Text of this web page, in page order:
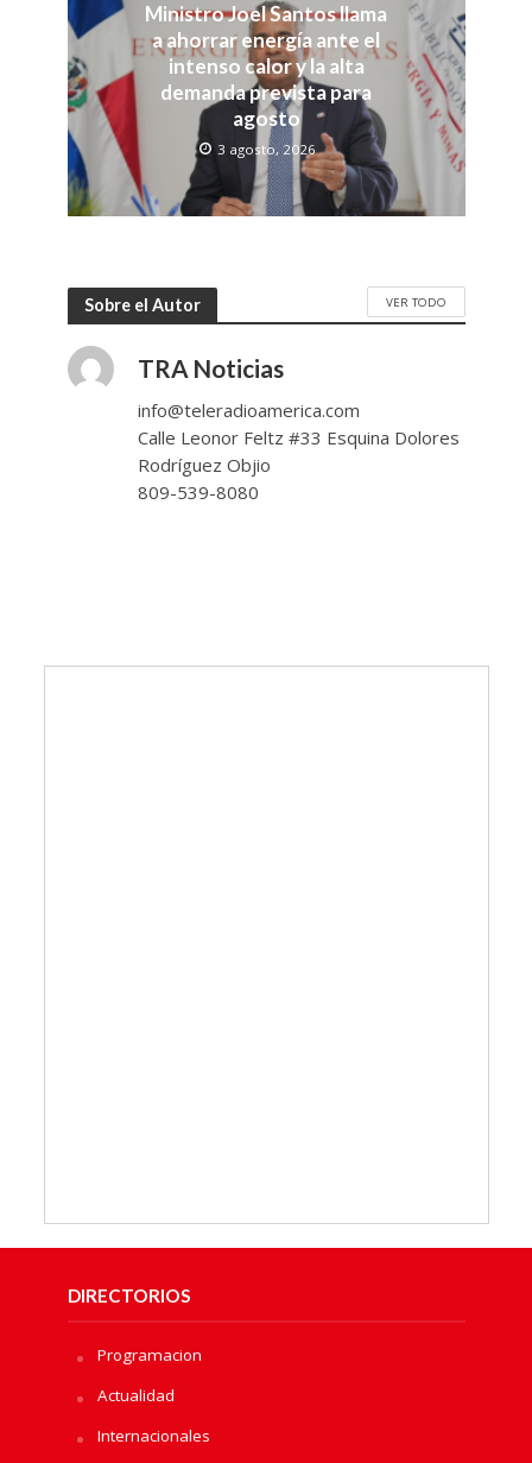
Ministro Joel Santos llama
a ahorrar energía ante el
intenso calor y la alta
demanda prevista para
agosto
3 agosto, 2026
Sobre el Autor VER TODO
TRA Noticias
info@teleradioamerica.com
Calle Leonor Feltz #33 Esquina Dolores
Rodríguez Objio
809-539-8080
DIRECTORIOS
Programacion
Actualidad
Internacionales